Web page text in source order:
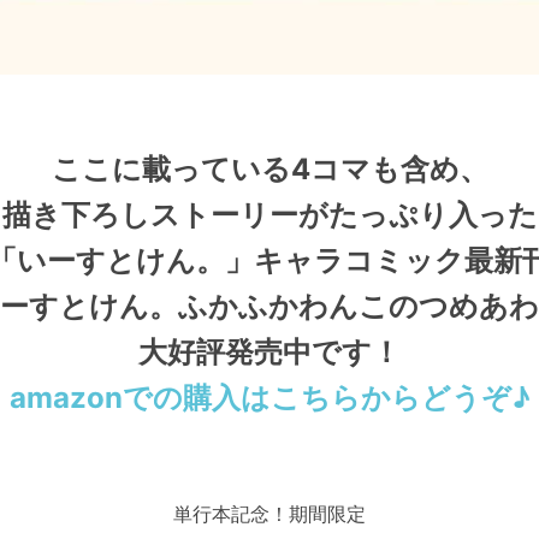
ここに載っている4コマも含め、
描き下ろしストーリーがたっぷり入った
いーすとけん。」キャラコミック最新
すとけん。ふかふかわんこのつめあ
大好評発売中です！
amazonでの購入はこちらからどうぞ♪
単行本記念！期間限定